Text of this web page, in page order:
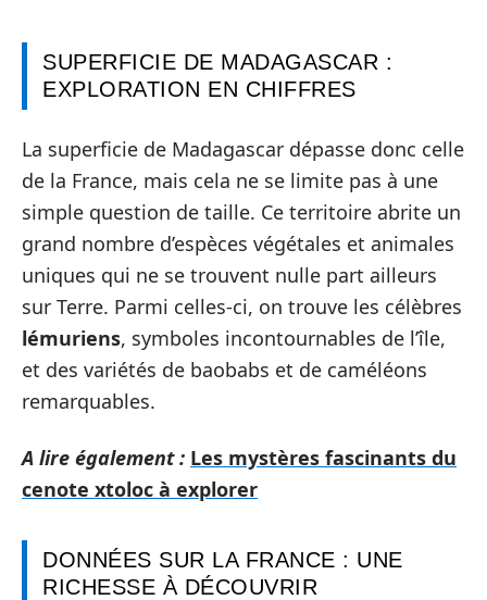
SUPERFICIE DE MADAGASCAR :
EXPLORATION EN CHIFFRES
La superficie de Madagascar dépasse donc celle
de la France, mais cela ne se limite pas à une
simple question de taille. Ce territoire abrite un
grand nombre d’espèces végétales et animales
uniques qui ne se trouvent nulle part ailleurs
sur Terre. Parmi celles-ci, on trouve les célèbres
lémuriens, symboles incontournables de l’île,
et des variétés de baobabs et de caméléons
remarquables.
A lire également : Les mystères fascinants du
cenote xtoloc à explorer
DONNÉES SUR LA FRANCE : UNE
RICHESSE À DÉCOUVRIR